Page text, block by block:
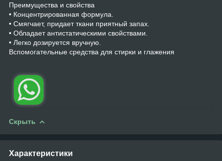
Преимущества и свойства
• Концентрированная формула.
• Смягчает, придает ткани приятный запах.
• Обладает антистатическими свойствами.
• Легко дозируется вручную.
Вспомогательные средства для стирки и глажения
Скрыть
Характеристики